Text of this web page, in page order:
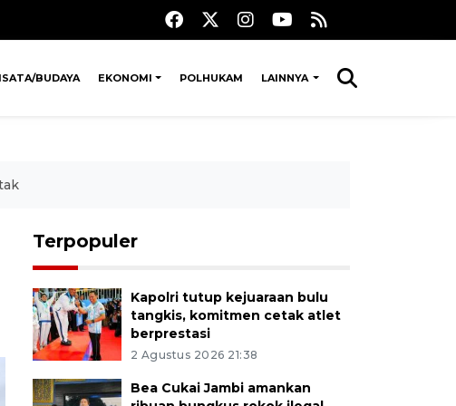
BUDAYA EKONOMI POLHUKAM LAINNYA
Terpopuler
Kapolri tutup kejuaraan bulu
tangkis, komitmen cetak atlet
berprestasi
2 Agustus 2026 21:38
Bea Cukai Jambi amankan